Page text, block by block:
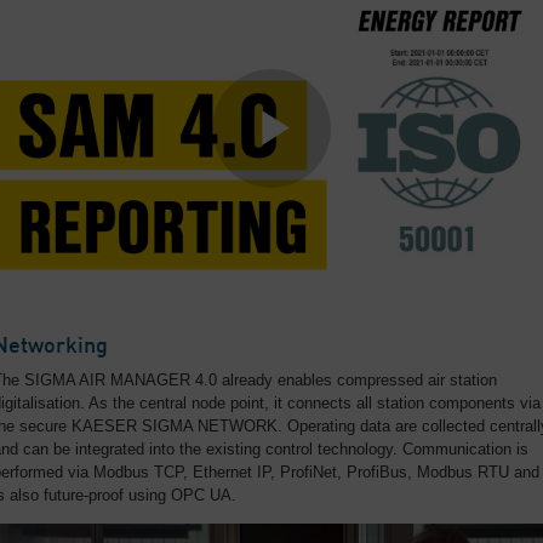
SIGMA AIR MANAGER 4.0 already enables compressed air station
As the central node point, it connects all station components via
secure KAESER SIGMA NETWORK. Operating data are collected
can be integrated into the existing control technology. Communication is
via Modbus TCP, Ethernet IP, ProfiNet, ProfiBus, Modbus RTU and
also future-proof using OPC UA.